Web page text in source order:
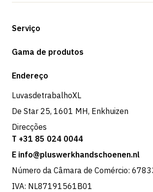
Serviço
Opções de pagamento
Devoluções e serviço
Gama de produtos
Loja
Endereço
LuvasdetrabalhoXL
De Star 25, 1601 MH, Enkhuizen
Direcções
T +31 85 024 0044
E info@pluswerkhandschoenen.nl
Número da Câmara de Comércio:
IVA: NL87191561B01